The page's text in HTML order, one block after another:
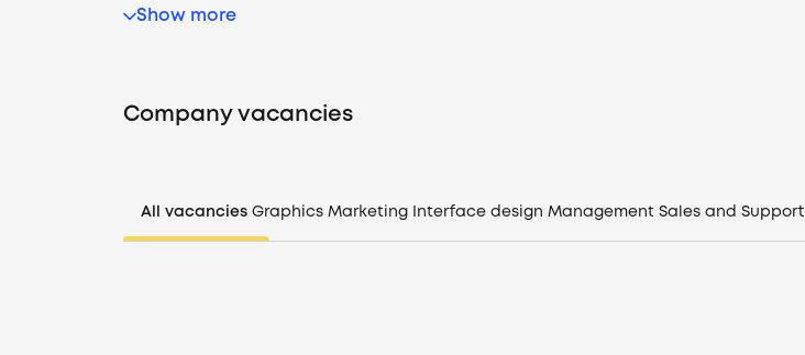
Login
Show more
Company vacancies
All vacancies Graphics Marketing Interface design Management Sales and Support